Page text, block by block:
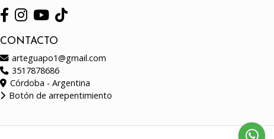
CONTACTO
arteguapo1@gmail.com
3517878686
Córdoba - Argentina
Botón de arrepentimiento